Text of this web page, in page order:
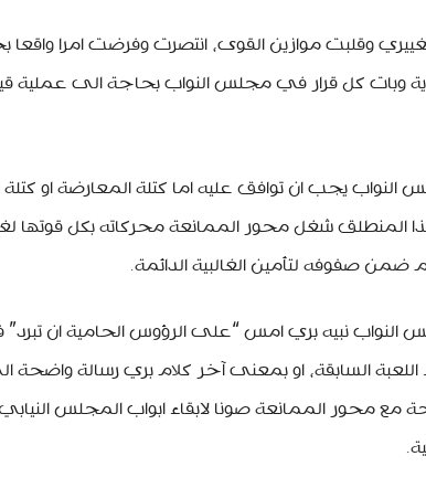
وقلبت موازين القوى، انتصرت وفرضت امرا
وبات كل قرار في مجلس النواب بحاجة الى عملية
يجب ان توافق عليه اما كتلة المعارضة او كتلة
المنطلق شغل محور الممانعة محركاته بكل قوتها
صفوفه لتأمين الغالبية الدائمة.
نبيه بري امس “على الرؤوس الحامية ان تبرد”
السابقة، او بمعنى آخر كلام بري رسالة واضحة
مع محور الممانعة صونا لابقاء ابواب المجلس